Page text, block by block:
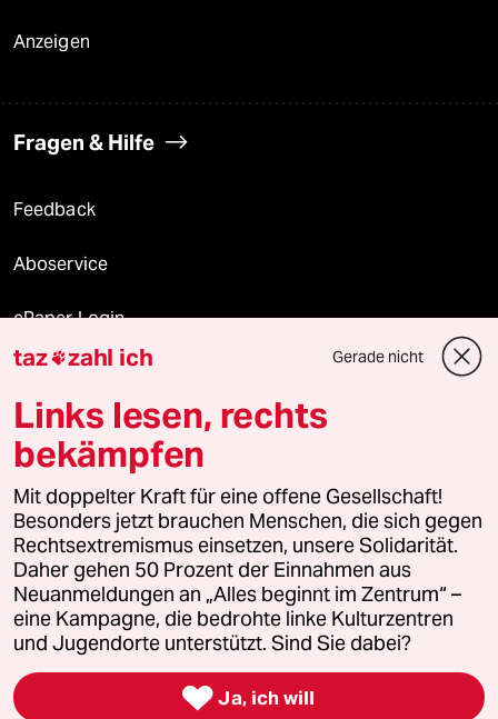
Anzeigen
Fragen & Hilfe
Feedback
Aboservice
ePaper Login
Downloads für Abonnierende
© 2026 taz Verlags und Vertriebs GmbH
Alle Rechte vorbehalten. Bei rechtlichen Fragen oder für Genehmigungen
wenden Sie sich bitte an
lizenzen@taz.de
Feedback Redaktionsstatut Kommune-Richtlinien
Leitlinie Informant Datenschutz Impressum AGB
Seitenwende Einwilligungen widerrufen (Ads)
taz zahl ich Gerade nicht
Links lesen, rechts
bekämpfen
Mit doppelter Kraft für eine offene Gesellschaft!
Besonders jetzt brauchen Menschen, die sich gegen
Rechtsextremismus einsetzen, unsere Solidarität.
Daher gehen 50 Prozent der Einnahmen aus
Neuanmeldungen an „Alles beginnt im Zentrum“ –
eine Kampagne, die bedrohte linke Kulturzentren
und Jugendorte unterstützt. Sind Sie dabei?
 Ja, ich will